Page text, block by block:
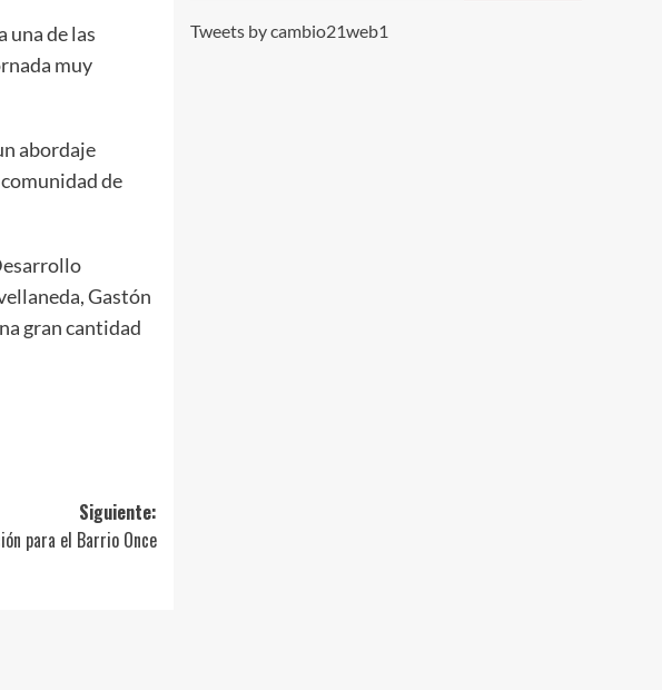
una de las
muy
abordaje
de
Gastón
gran cantidad
Siguiente:
para el Barrio Once
Tweets by cambio21web1